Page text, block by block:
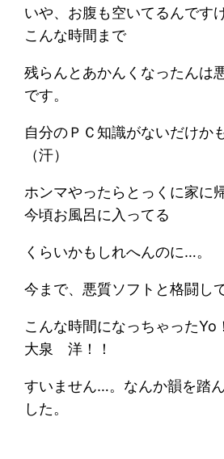
いや、お腹も空いてるんです
こんな時間まで
残らんとあかんくなったんは
です。
自分のＰＣ知識がないだけか
（汗）
ホンマやったらとっくに家に
今頃お風呂に入ってる
くらいかもしれへんのに…。
今まで、悪質ソフトと格闘し
こんな時間になっちゃったYo
大泉 洋！！
すいません…。なんか韻を踏
した。